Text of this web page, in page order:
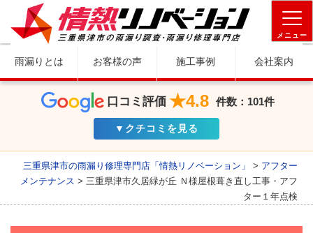
メニュー
雨漏りとは お客様の声 施工事例 会社案内
口コミ評価 ★4.8 件数：101件
▼クチコミを見る
三重県津市の雨漏り修理専門店「情熱リノベーション」 > アフター
メンテナンス > 三重県津市久居緑が丘 Ｎ様屋根葺き直し工事・アフ
ター１年点検